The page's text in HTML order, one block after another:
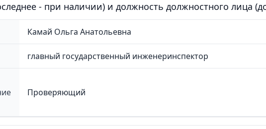
- при наличии) и должность должностного лица
Камай Ольга Анатольевна
главный государственный инженеринспектор
Проверяющий